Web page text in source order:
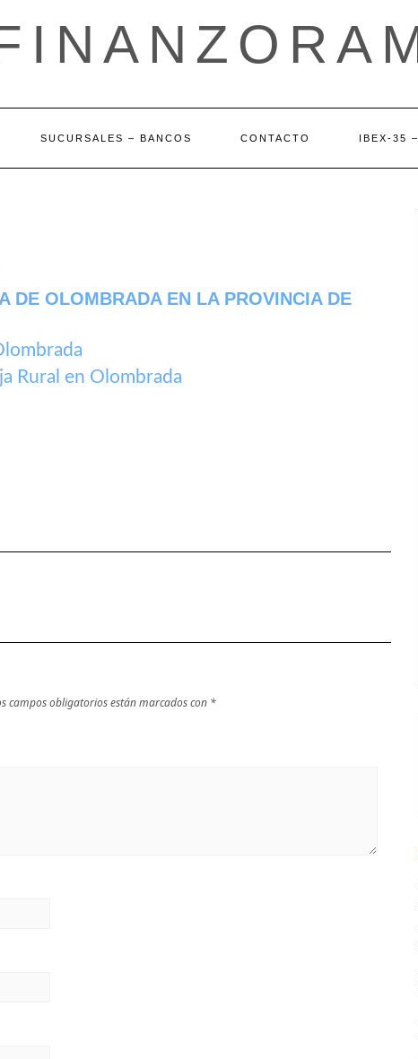
SUCURSALES – BANCOS CONTACTO IBEX-35
DE OLOMBRADA EN LA PROVINCIA DE
Rural en Olombrada
campos obligatorios están marcados con *